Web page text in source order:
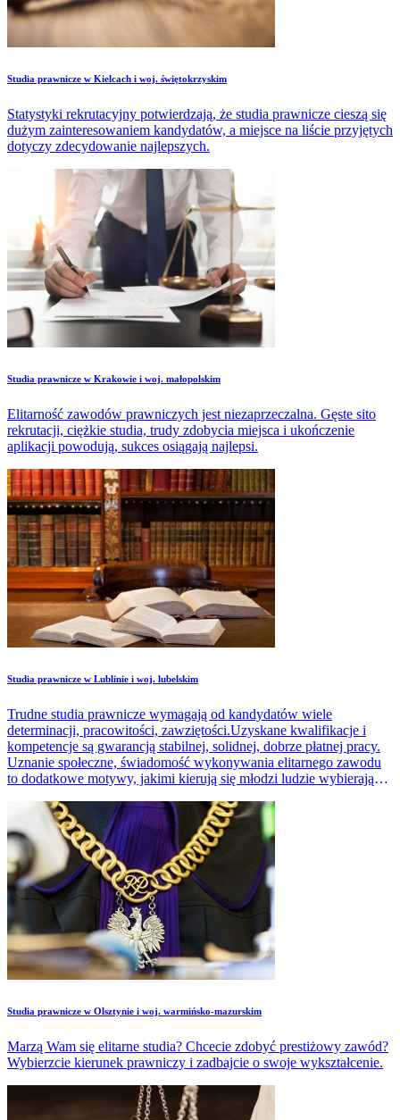
Studia prawnicze w Kielcach i woj. świętokrzyskim
Statystyki rekrutacyjny potwierdzają, że studia prawnicze cieszą się
dużym zainteresowaniem kandydatów, a miejsce na liście przyjętych
dotyczy zdecydowanie najlepszych.
Studia prawnicze w Krakowie i woj. małopolskim
Elitarność zawodów prawniczych jest niezaprzeczalna. Gęste sito
rekrutacji, ciężkie studia, trudy zdobycia miejsca i ukończenie
aplikacji powodują, sukces osiągają najlepsi.
Studia prawnicze w Lublinie i woj. lubelskim
Trudne studia prawnicze wymagają od kandydatów wiele
determinacji, pracowitości, zawziętości.Uzyskane kwalifikacje i
kompetencje są gwarancją stabilnej, solidnej, dobrze płatnej pracy.
Uznanie społeczne, świadomość wykonywania elitarnego zawodu
to dodatkowe motywy, jakimi kierują się młodzi ludzie wybierając
Studia prawnicze w Olsztynie i woj. warmińsko-mazurskim
Marzą Wam się elitarne studia? Chcecie zdobyć prestiżowy zawód?
Wybierzcie kierunek prawniczy i zadbajcie o swoje wykształcenie.